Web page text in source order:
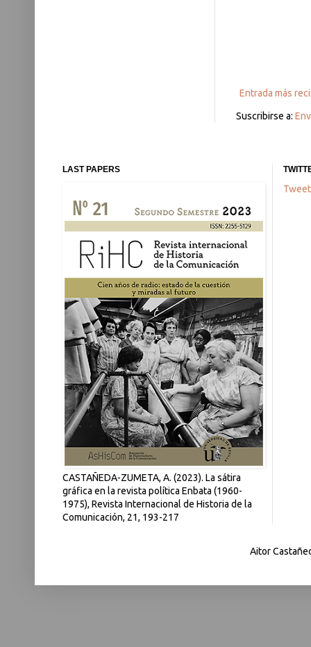
Entrada más
Suscribirse a:
LAST PAPERS
CASTAÑEDA-ZUMETA, A. (2023). La sátira
gráfica en la revista política Enbata (1960-
1975), Revista Internacional de Historia de la
Comunicación, 21, 193-217
Aitor